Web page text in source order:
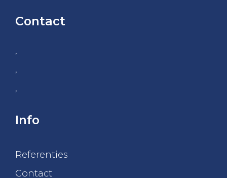
Contact
,
,
,
Info
Referenties
Contact